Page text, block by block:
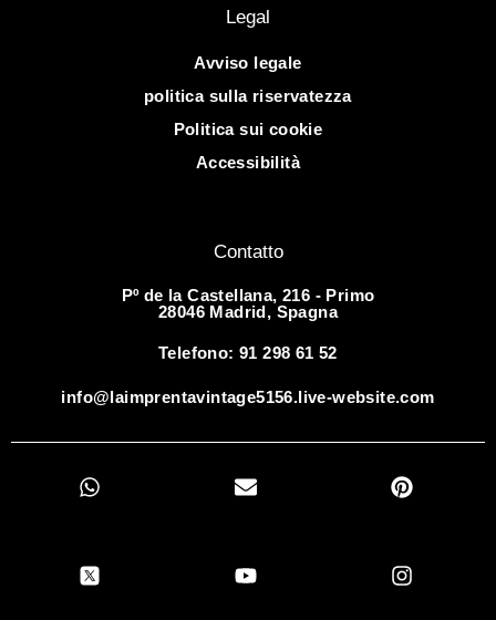
Legal
Avviso legale
politica sulla riservatezza
Politica sui cookie
Accessibilità
Contatto
Pº de la Castellana, 216 - Primo
28046 Madrid, Spagna
Telefono: 91 298 61 52
info@laimprentavintage5156.live-website.com
P
r
Y
o
P
i
e
r
B
u
a
M
e
a
g